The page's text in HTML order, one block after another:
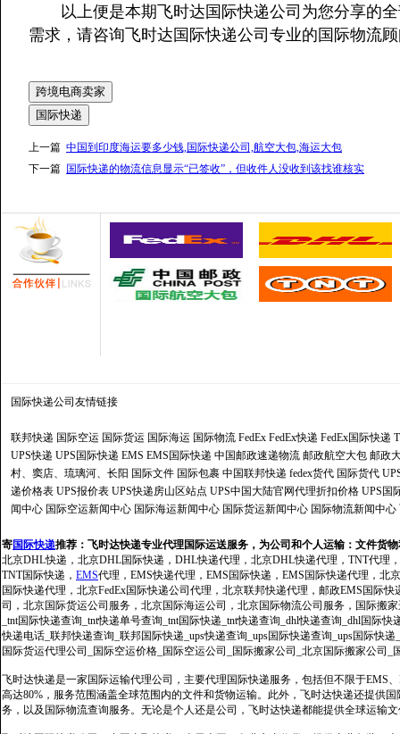
以上便是本期飞时达国际快递公司为您分享的全
需求，请咨询飞时达国际快递公司专业的国际物流
跨境电商卖家
国际快递
上一篇 中国到印度海运要多少钱,国际快递公司,航空大包,海运大包
下一篇 国际快递的物流信息显示“已签收”，但收件人没收到该找谁核实
国际快递公司 友情链接
联邦快递 国际空运 国际货运 国际海运 国际物流 FedEx FedEx快递 FedEx国际快递
UPS快递 UPS国际快递 EMS EMS国际快递 中国邮政速递物流 邮政航空大包 邮政
村、窦店、琉璃河、长阳 国际文件 国际包裹 中国联邦快递 fedex货代 国际货代
递价格表 UPS报价表 UPS快递房山区站点 UPS中国大陆官网代理折扣价格 UPS国
闻中心 国际空运新闻中心 国际海运新闻中心 国际货运新闻中心 国际物流新闻中心
寄国际快递推荐： 飞时达快递专业代理国际运送服务，为公司和个人运输：文件货
北京DHL快递，北京DHL国际快递，DHL快递代理，北京DHL快递代理，TNT代理
TNT国际快递， EMS代理，EMS快递代理，EMS国际快递，EMS国际快递代理，北
国际快递代理，北京FedEx国际快递公司代理，北京联邦快递代理，邮政EMS国际
司，北京国际货运公司服务，北京国际海运公司，北京国际物流公司服务，国际搬
_tnt国际快递查询_tnt快递单号查询_tnt国际快递_tnt快递查询_dhl快递查询_dhl国际
快递电话_联邦快递查询_联邦国际快递_ups快递查询_ups国际快递查询_ups国际快
国际货运代理公司_国际空运价格_国际空运公司_国际搬家公司_北京国际搬家公司_
飞时达快递是一家国际运输代理公司，主要代理国际快递服务，包括但不限于EMS
高达80%，服务范围涵盖全球范围内的文件和货物运输。此外，飞时达快递还提供
务，以及国际物流查询服务。无论是个人还是公司，飞时达快递都能提供全球运输